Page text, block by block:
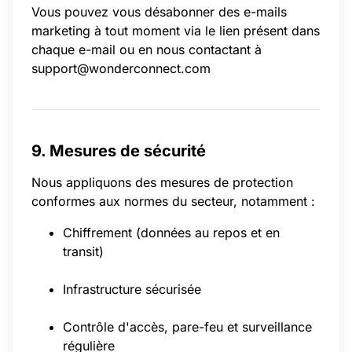
Vous pouvez vous désabonner des e-mails
marketing à tout moment via le lien présent dans
chaque e-mail ou en nous contactant à
support@wonderconnect.com
9. Mesures de sécurité
Nous appliquons des mesures de protection
conformes aux normes du secteur, notamment :
Chiffrement (données au repos et en
transit)
Infrastructure sécurisée
Contrôle d'accès, pare-feu et surveillance
régulière